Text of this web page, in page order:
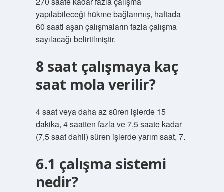
yapılabileceği hükme bağlanmış, haftada
60 saati aşan çalışmaların fazla çalışma
sayılacağı belirtilmiştir.
8 saat çalışmaya kaç
saat mola verilir?
4 saat veya daha az süren işlerde 15
dakika, 4 saatten fazla ve 7,5 saate kadar
(7,5 saat dahil) süren işlerde yarım saat, 7.
6.1 çalışma sistemi
nedir?